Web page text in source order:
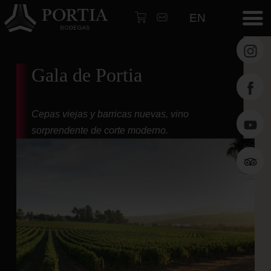
tu
Inicio
Vinos
EN
Gala de Portia
Cepas viejas y barricas nuevas, vino
sorprendente de corte moderno.